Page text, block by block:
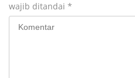
wajib ditandai *